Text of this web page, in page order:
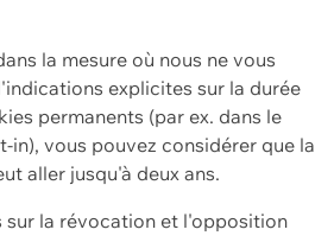
la mesure où nous ne vous
explicites sur la durée
permanents (par ex. dans le
in), vous pouvez considérer que la
aller jusqu'à deux ans.
sur la révocation et l'opposition